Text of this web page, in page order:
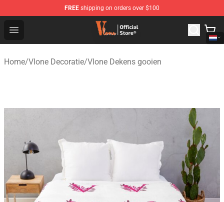
FREE shipping on orders over $100
Open menu
Vlone Shop - Official Vlone Merchandise Store
Home/Vlone Decoratie/Vlone Dekens gooien